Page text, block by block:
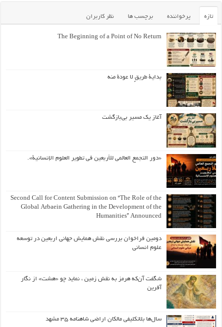
تازه پرخواننده برچسب ها نظر کاربران
The Beginning of a Point of No Return
بداية طريقٍ لا عودة منه
آغاز یک مسیر بی‌بازگشت
«دور التجمع العالمي للأربعين في تطوير العلوم الإنسانية».
Second Call for Content Submission on “The Role of the
Global Arbaein Gathering in the Development of the
Humanities” Announced
دومین فراخوان بررسی نقش همایش جهانی اربعین در توسعه
علوم انسانی
شگفت آن‌که هرمز به نقش زمین ، نماید چو «هشت» از نگار
آفرین
سال‌ها بلاتکلیفی مالکان اراضی شاهنامه ۳۵ مشهد